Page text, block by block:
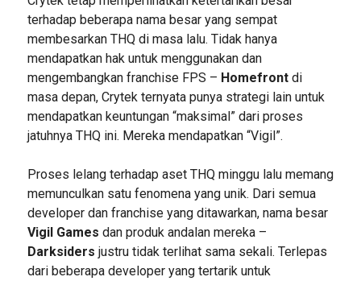
terhadap beberapa nama besar yang sempat
membesarkan THQ di masa lalu. Tidak hanya
mendapatkan hak untuk menggunakan dan
mengembangkan franchise FPS – Homefrontdi
masa depan, Crytek ternyata punya strategi lain untuk
mendapatkan keuntungan “maksimal” dari proses
jatuhnya THQ ini. Mereka mendapatkan “Vigil”.
Proses lelang terhadap aset THQ minggu lalu memang
memunculkan satu fenomena yang unik. Dari semua
developer dan franchise yang ditawarkan, nama besar
Vigil Games dan produk andalan mereka –
Darksiders justru tidak terlihat sama sekali. Terlepas
dari beberapa developer yang tertarik untuk